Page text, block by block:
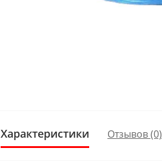
Характеристики Отзывов (0)